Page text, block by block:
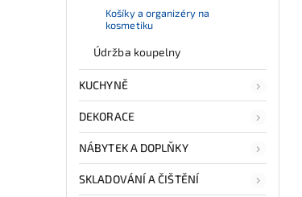
Košíky a organizéry na
kosmetiku
Údržba koupelny
KUCHYNĚ
DEKORACE
NÁBYTEK A DOPLŇKY
SKLADOVÁNÍ A ČIŠTĚNÍ